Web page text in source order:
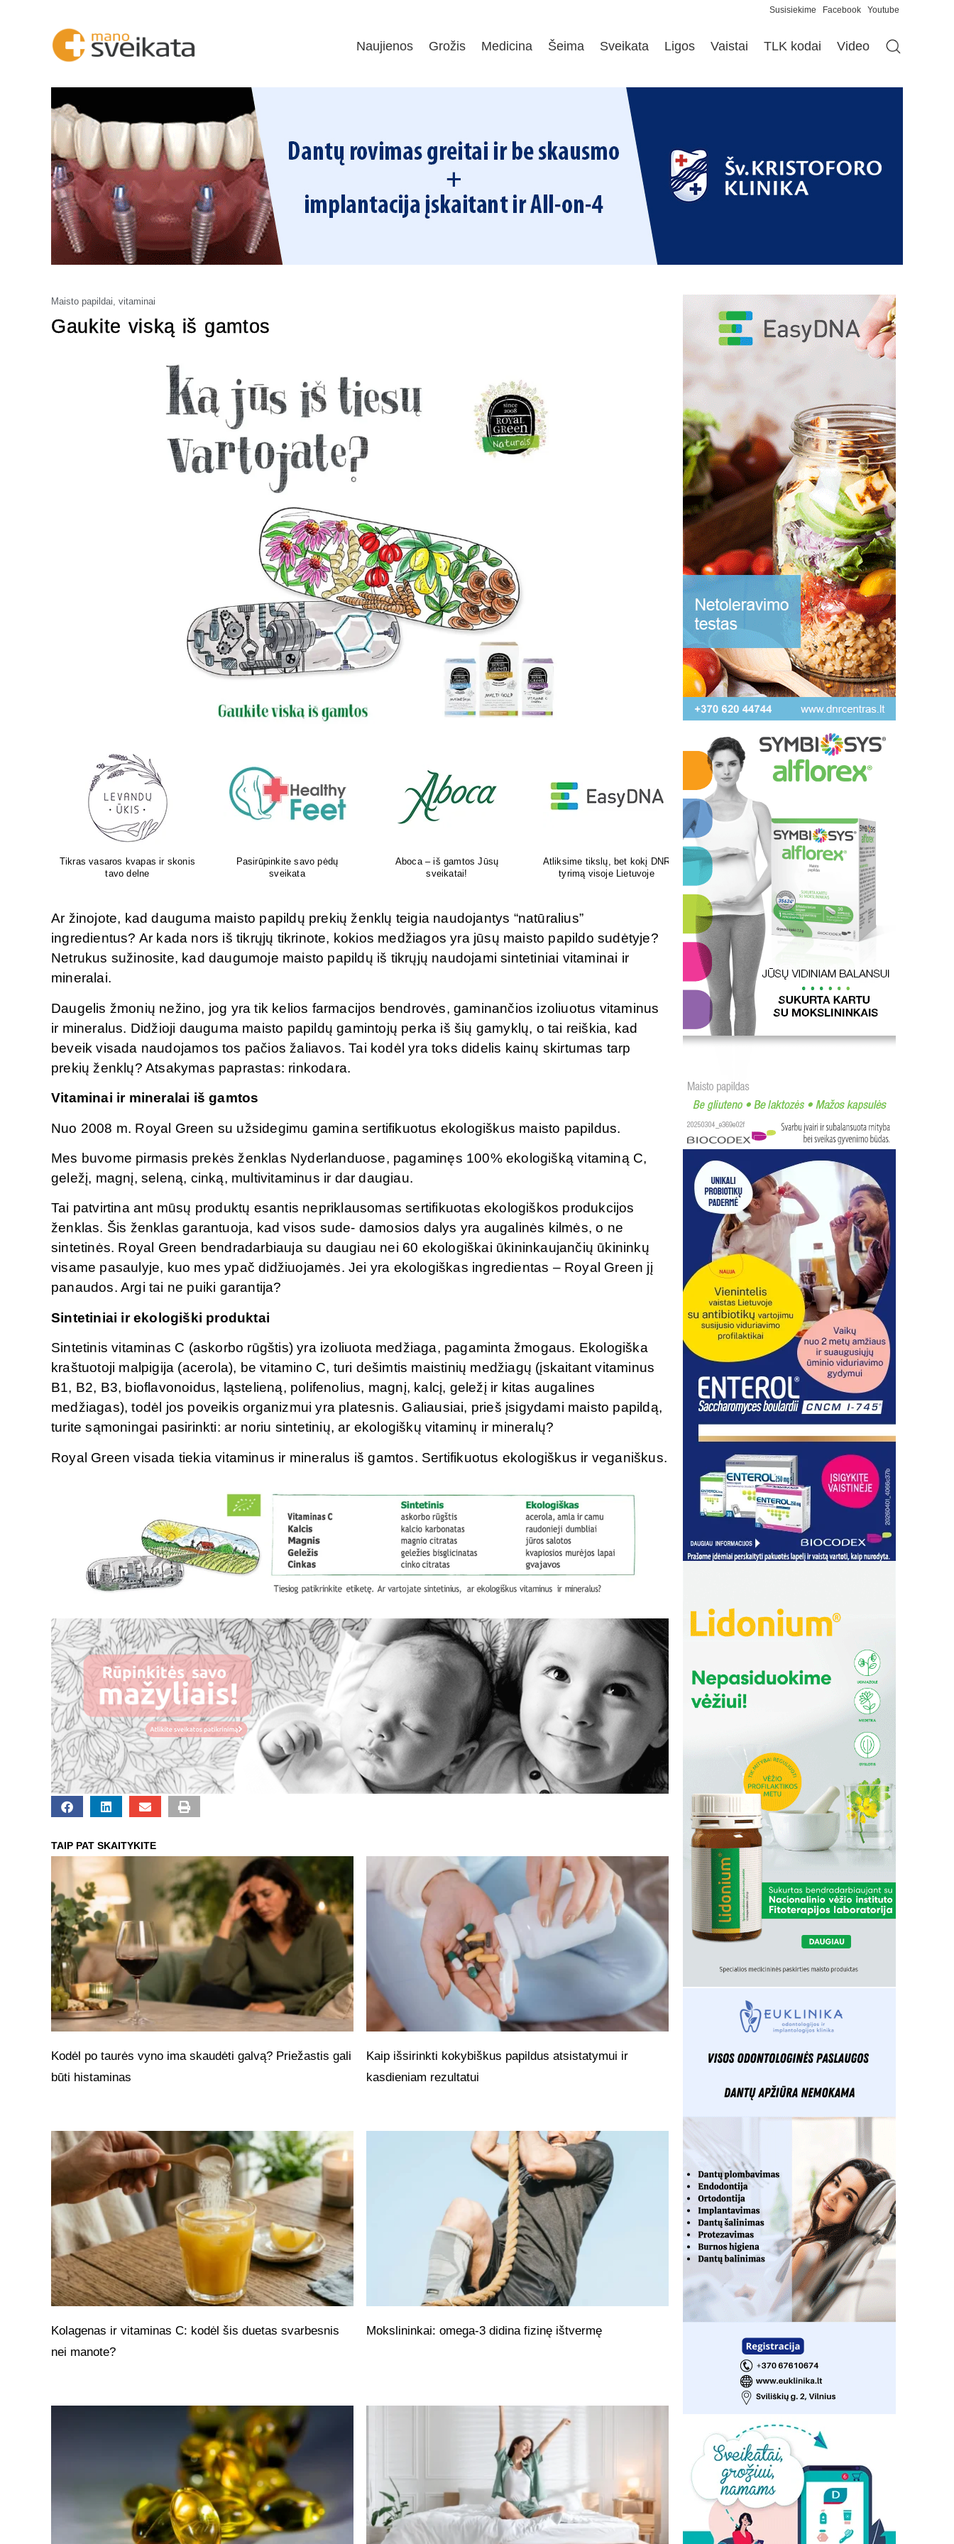
Susisiekime Facebook Youtube
Naujienos Grožis Medicina Šeima Sveikata Ligos Vaistai TLK kodai Video
Maisto papildai, vitaminai
Gaukite viską iš gamtos
Aboca – iš gamtos Jūsų
sveikatai!
Atliksime tikslų, bet kokį DNR
tyrimą visoje Lietuvoje
Šiuolaikiška vaikų sveikatos
priežiūros įstaiga
Tikras vasaros kvapas ir skonis
tavo delne
Pasirūpinkite savo pėdų
sveikata
Ar žinojote, kad dauguma maisto papildų prekių ženklų teigia naudojantys “natūralius”
ingredientus? Ar kada nors iš tikrųjų tikrinote, kokios medžiagos yra jūsų maisto papildo sudėtyje?
Netrukus sužinosite, kad daugumoje maisto papildų iš tikrųjų naudojami sintetiniai vitaminai ir
mineralai.
Daugelis žmonių nežino, jog yra tik kelios farmacijos bendrovės, gaminančios izoliuotus vitaminus
ir mineralus. Didžioji dauguma maisto papildų gamintojų perka iš šių gamyklų, o tai reiškia, kad
beveik visada naudojamos tos pačios žaliavos. Tai kodėl yra toks didelis kainų skirtumas tarp
prekių ženklų? Atsakymas paprastas: rinkodara.
Vitaminai ir mineralai iš gamtos
Nuo 2008 m. Royal Green su užsidegimu gamina sertifikuotus ekologiškus maisto papildus.
Mes buvome pirmasis prekės ženklas Nyderlanduose, pagaminęs 100% ekologišką vitaminą C,
geležį, magnį, seleną, cinką, multivitaminus ir dar daugiau.
Tai patvirtina ant mūsų produktų esantis nepriklausomas sertifikuotas ekologiškos produkcijos
ženklas. Šis ženklas garantuoja, kad visos sude- damosios dalys yra augalinės kilmės, o ne
sintetinės. Royal Green bendradarbiauja su daugiau nei 60 ekologiškai ūkininkaujančių ūkininkų
visame pasaulyje, kuo mes ypač didžiuojamės. Jei yra ekologiškas ingredientas – Royal Green jį
panaudos. Argi tai ne puiki garantija?
Sintetiniai ir ekologiški produktai
Sintetinis vitaminas C (askorbo rūgštis) yra izoliuota medžiaga, pagaminta žmogaus. Ekologiška
kraštuotoji malpigija (acerola), be vitamino C, turi dešimtis maistinių medžiagų (įskaitant vitaminus
B1, B2, B3, bioflavonoidus, ląstelieną, polifenolius, magnį, kalcį, geležį ir kitas augalines
medžiagas), todėl jos poveikis organizmui yra platesnis. Galiausiai, prieš įsigydami maisto papildą,
turite sąmoningai pasirinkti: ar noriu sintetinių, ar ekologiškų vitaminų ir mineralų?
Royal Green visada tiekia vitaminus ir mineralus iš gamtos. Sertifikuotus ekologiškus ir veganiškus.
TAIP PAT SKAITYKITE
Kodėl po taurės vyno ima skaudėti galvą? Priežastis gali
būti histaminas
Kaip išsirinkti kokybiškus papildus atsistatymui ir
kasdieniam rezultatui
Kolagenas ir vitaminas C: kodėl šis duetas svarbesnis
nei manote?
Mokslininkai: omega-3 didina fizinę ištvermę